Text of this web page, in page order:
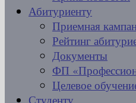
Абитуриенту
Приемная
Рейтинг
Документы
ФП
Целевое
Студенту